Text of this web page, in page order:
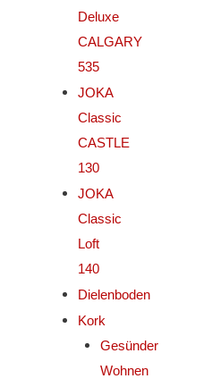
Deluxe
CALGARY
535
JOKA
Classic
CASTLE
130
JOKA
Classic
Loft
140
Dielenboden
Kork
Gesünder
Wohnen